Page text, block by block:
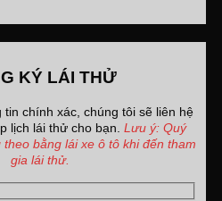
KÝ LÁI THỬ
tin chính xác, chúng tôi sẽ liên hệ
lịch lái thử cho bạn. Lưu ý: Quý
bằng lái xe ô tô khi đến tham
gia lái thử.